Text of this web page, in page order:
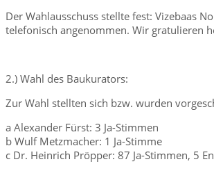
Der Wahlausschuss stellte fest: Vizebaas
telefonisch angenommen. Wir gratulieren
2.) Wahl des Baukurators:
Zur Wahl stellten sich bzw. wurden
a Alexander Fürst: 3 Ja-Stimmen
b Wulf Metzmacher: 1 Ja-Stimme
c Dr. Heinrich Pröpper: 87 Ja-Stimmen, 5